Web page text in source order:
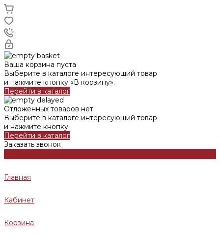
Ваша корзина пуста
Выберите в каталоге интересующий товар
и нажмите кнопку «В корзину».
Перейти в каталог
Отложенных товаров нет
Выберите в каталоге интересующий товар
и нажмите кнопку
Перейти в каталог
Заказать звонок
Главная
Кабинет
Корзина